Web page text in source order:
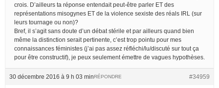
crois. D’ailleurs ta réponse entendait peut-être parler ET des
représentations misogynes ET de la violence sexiste des réals IRL (sur
leurs tournage ou non)?
Bref, il s’agit sans doute d’un débat stérile et par ailleurs quand bien
même la distinction serait pertinente, c’est trop pointu pour mes
connaissances féministes (j’ai pas assez réfléchi/lu/discuté sur tout ça
pour être constructif), je peux seulement émettre de vagues hypothèses.
30 décembre 2016 à 9 h 03 min #34959
RÉPONDRE